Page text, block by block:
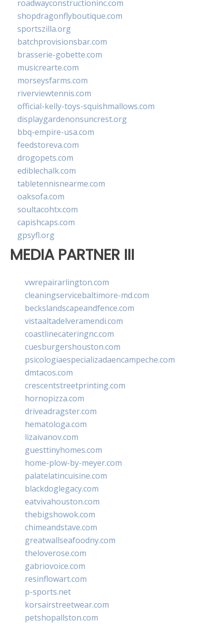
roadwayconstructioninc.com
shopdragonflyboutique.com
sportszilla.org
batchprovisionsbar.com
brasserie-gobette.com
musicrearte.com
morseysfarms.com
riverviewtennis.com
official-kelly-toys-squishmallows.com
displaygardenonsuncrest.org
bbq-empire-usa.com
feedstoreva.com
drogopets.com
ediblechalk.com
tabletennisnearme.com
oaksofa.com
soultacohtx.com
capishcaps.com
gpsyfl.org
MEDIA PARTNER III
vwrepairarlington.com
cleaningservicebaltimore-md.com
beckslandscapeandfence.com
vistaaltadelveramendi.com
coastlinecateringnc.com
cuesburgershouston.com
psicologiaespecializadaencampeche.com
dmtacos.com
crescentstreetprinting.com
hornopizza.com
driveadragster.com
hematologa.com
lizaivanov.com
guesttinyhomes.com
home-plow-by-meyer.com
palatelatincuisine.com
blackdoglegacy.com
eatvivahouston.com
thebigshowok.com
chimeandstave.com
greatwallseafoodny.com
theloverose.com
gabriovoice.com
resinflowart.com
p-sports.net
korsairstreetwear.com
petshopallston.com